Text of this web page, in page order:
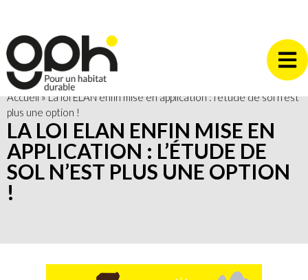
Accueil»La loi ELAN enfin mise en application : l’étude de sol n’est
plus une option !
LA LOI ELAN ENFIN MISE EN
APPLICATION : L’ÉTUDE DE
SOL N’EST PLUS UNE OPTION
!